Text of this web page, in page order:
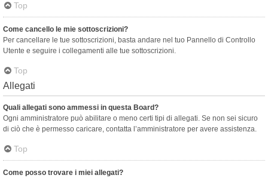
Top
Come cancello le mie sottoscrizioni?
Per cancellare le tue sottoscrizioni, basta andare nel tuo Pannello di Controllo
Utente e seguire i collegamenti alle tue sottoscrizioni.
Top
Allegati
Quali allegati sono ammessi in questa Board?
Ogni amministratore può abilitare o meno certi tipi di allegati. Se non sei sicuro
di ciò che è permesso caricare, contatta l’amministratore per avere assistenza.
Top
Come posso trovare i miei allegati?